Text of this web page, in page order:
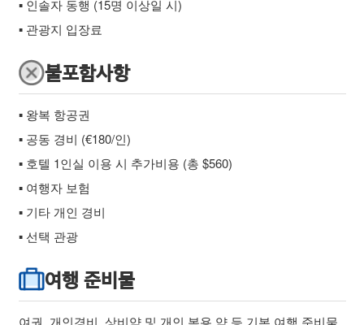
▪ 인솔자 동행 (15명 이상일 시)
▪ 관광지 입장료
불포함사항
▪ 왕복 항공권
▪ 공동 경비 (€180/인)
▪ 호텔 1인실 이용 시 추가비용 (총 $560)
▪ 여행자 보험
▪ 기타 개인 경비
▪ 선택 관광
여행 준비물
여권, 개인경비, 상비약 및 개인 복용 약 등 기본 여행 준비물